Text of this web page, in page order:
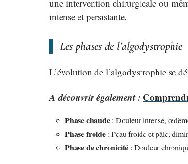
une intervention chirurgicale ou
intense et persistante.
Les phases de l’algodystrophie
L’évolution de l’algodystrophie se
A découvrir également :
Phase chaude : Douleur intense,
Phase froide : Peau froide et pâle,
Phase de chronicité : Douleur